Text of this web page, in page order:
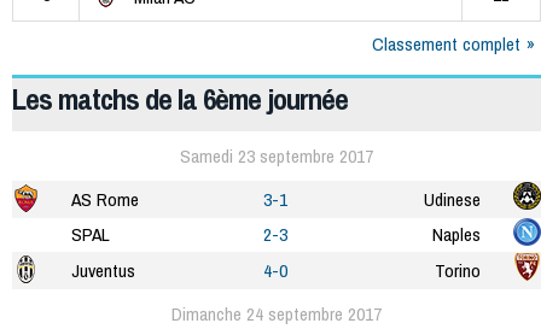
Classement complet
Les matchs de la 6ème journée
Samedi 23 septembre 2017
AS Rome
3-1
Udinese
SPAL
2-3
Naples
Juventus
4-0
Torino
Dimanche 24 septembre 2017